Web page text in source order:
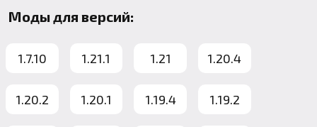
Моды для версий:
1.7.10 1.21.1 1.21 1.20.4
1.20.2 1.20.1 1.19.4 1.19.2